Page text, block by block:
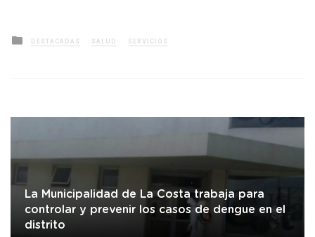
Posted
in
DESTACADAS SALUD SERVICIOS
La Municipalidad de La Costa trabaja para
controlar y prevenir los casos de dengue en el
distrito